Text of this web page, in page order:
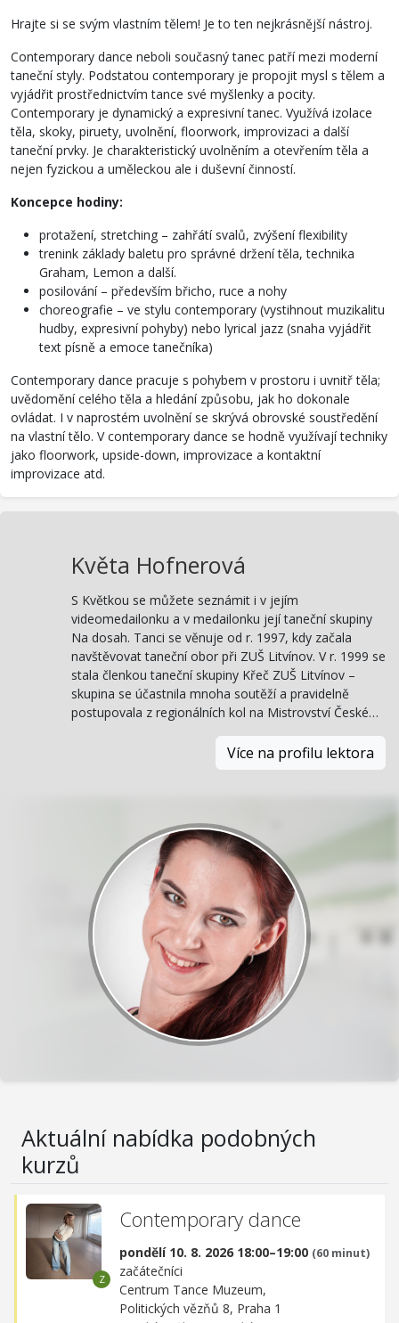
Hrajte si se svým vlastním tělem! Je to ten nejkrásnější nástroj.
Contemporary dance neboli současný tanec patří mezi moderní
taneční styly. Podstatou contemporary je propojit mysl s tělem a
vyjádřit prostřednictvím tance své myšlenky a pocity.
Contemporary je dynamický a expresivní tanec. Využívá izolace
těla, skoky, piruety, uvolnění, floorwork, improvizaci a další
taneční prvky. Je charakteristický uvolněním a otevřením těla a
nejen fyzickou a uměleckou ale i duševní činností.
Koncepce hodiny:
protažení, stretching – zahřátí svalů, zvýšení flexibility
trenink základy baletu pro správné držení těla, technika
Graham, Lemon a další.
posilování – především břicho, ruce a nohy
choreografie – ve stylu contemporary (vystihnout muzikalitu
hudby, expresivní pohyby) nebo lyrical jazz (snaha vyjádřit
text písně a emoce tanečníka)
Contemporary dance pracuje s pohybem v prostoru i uvnitř těla;
uvědomění celého těla a hledání způsobu, jak ho dokonale
ovládat. I v naprostém uvolnění se skrývá obrovské soustředění
na vlastní tělo. V contemporary dance se hodně využívají techniky
jako floorwork, upside-down, improvizace a kontaktní
improvizace atd.
Květa Hofnerová
S Květkou se můžete seznámit i v jejím
videomedailonku a v medailonku její taneční skupiny
Na dosah. Tanci se věnuje od r. 1997, kdy začala
navštěvovat taneční obor při ZUŠ Litvínov. V r. 1999 se
stala členkou taneční skupiny Křeč ZUŠ Litvínov –
skupina se účastnila mnoha soutěží a pravidelně
postupovala z regionálních kol na Mistrovství České…
Více na profilu lektora
Aktuální nabídka podobných
kurzů
Contemporary dance
pondělí 10. 8. 2026 18:00–19:00 (60 minut)
začátečníci
Centrum Tance Muzeum,
Politických vězňů 8, Praha 1